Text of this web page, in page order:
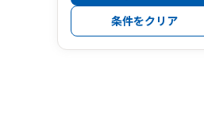
条件をクリア